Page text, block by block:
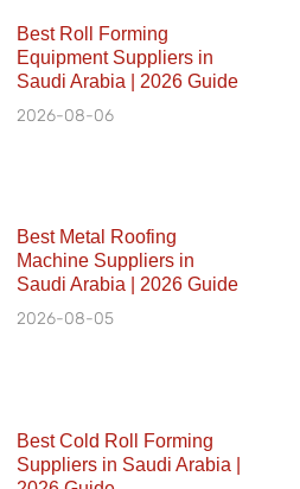
Best Roll Forming
Equipment Suppliers in
Saudi Arabia | 2026 Guide
2026-08-06
Best Metal Roofing
Machine Suppliers in
Saudi Arabia | 2026 Guide
2026-08-05
Best Cold Roll Forming
Suppliers in Saudi Arabia |